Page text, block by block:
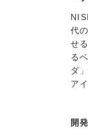
代
せ
る
ダ
ア
開